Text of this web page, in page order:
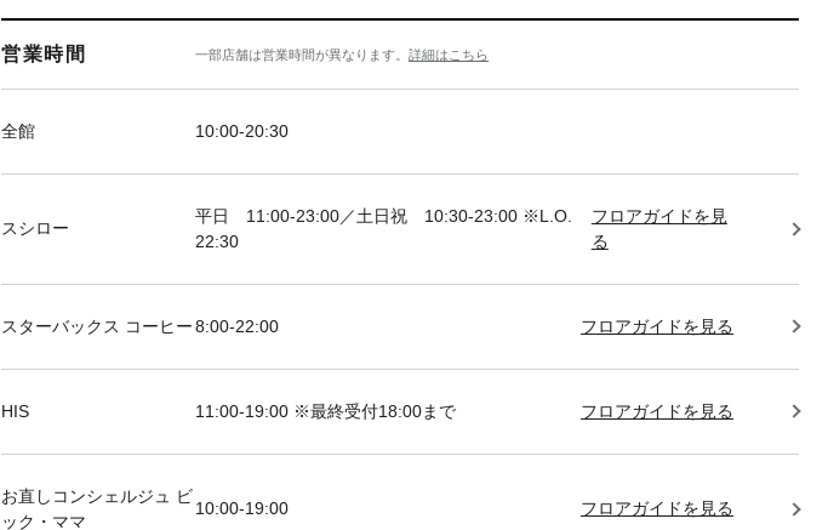
営業時間 一部店舗は営業時間が異なります。詳細はこちら
全館 10:00-20:30
スシロー
平日 11:00-23:00／土日祝 10:30-23:00 ※L.O.
22:30
フロアガイドを見
る
スターバックス コーヒー 8:00-22:00 フロアガイドを見る
HIS 11:00-19:00 ※最終受付18:00まで フロアガイドを見る
お直しコンシェルジュ ビ
ック・ママ
10:00-19:00 フロアガイドを見る